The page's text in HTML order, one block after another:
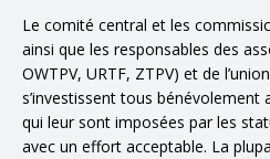
Le comité central et les
ainsi que les responsables des
OWTPV, URTF, ZTPV) et de
s’investissent tous bénévolement
qui leur sont imposées par les
avec un effort acceptable. La